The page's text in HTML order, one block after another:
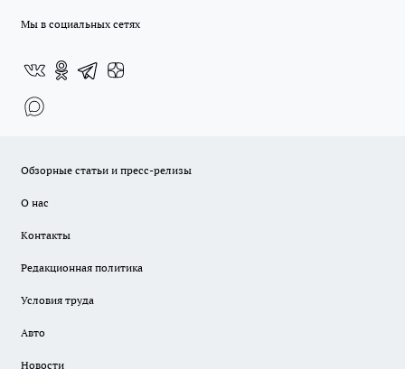
Мы в социальных сетях
Обзорные статьи и пресс-релизы
О нас
Контакты
Редакционная политика
Условия труда
Авто
Новости